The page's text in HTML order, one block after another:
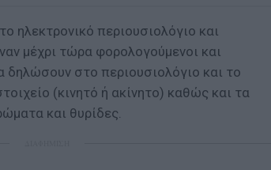
ηλεκτρονικό περιουσιολόγιο και
μέχρι τώρα φορολογούμενοι και
δηλώσουν στο περιουσιολόγιο και το
(κινητό ή ακίνητο) καθώς και τα
και θυρίδες.